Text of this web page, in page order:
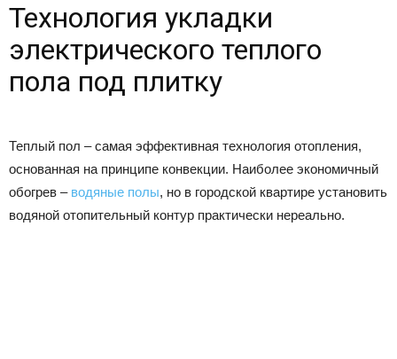
Технология укладки
электрического теплого
пола под плитку
Теплый пол – самая эффективная технология отопления,
основанная на принципе конвекции. Наиболее экономичный
обогрев – водяные полы, но в городской квартире установить
водяной отопительный контур практически нереально.